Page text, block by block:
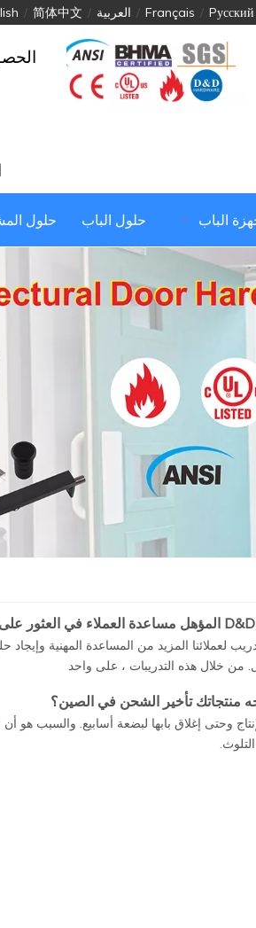
Pусский
/
Français
/ العربية /
简体中文
/
الباب حلول الباب حلول
لعملائنا المزيد من المساعدة المهنية وإيجاد
منتجاتك تأخير الشحن في الصين؟
وحتى إغلاق بابها لبضعة أسابيع. والسبب هو